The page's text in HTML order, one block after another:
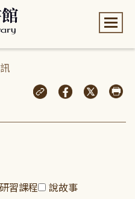
研習課程
說故事